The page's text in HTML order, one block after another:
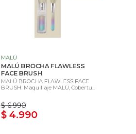
MALÚ
MALÚ BROCHA FLAWLESS
FACE BRUSH
MALÚ BROCHA FLAWLESS FACE
BRUSH: Maquillaje MALÚ, Cobertu...
$ 6.990
$ 4.990